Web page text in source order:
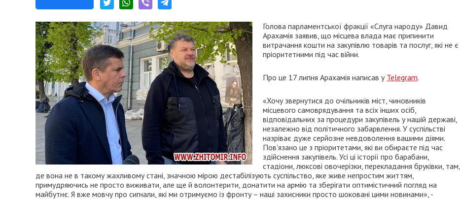
Голова парламентської фракції «Слуга народу» Давид
Арахамія заявив, що місцева влада має припинити
витрачання кошти на закупівлю товарів та послуг, які не є
пріоритетними під час війни.
Про це 17 липня Арахамія написав у Telegram.
«Хочу звернутися до очільників міст, чиновників
місцевого самоврядування та всіх інших осіб,
відповідальних за процедури закупівель у нашій державі,
незалежно від політичного забарвлення. У суспільстві
назріває дуже серйозне невдоволення вашими діями.
Пов'язано це з пріоритетами, які ви обираєте під час
здійснення закупівель. Усі ці історії про барабани,
стадіони, люксові овочерізки, перекладання бруківки, там,
де вона не в такому жахливому стані, значною мірою дестабілізують суспільство, яке живе непростим життям,
примудряючись не просто виживати, але ще й волонтерити, донатити на армію та зберігати оптимістичний погляд на
майбутнє. Я вже мовчу про сигнали, які ми отримуємо із фронту – наші захисники просто шоковані цими новинами», -